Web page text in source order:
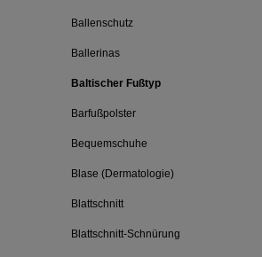
Ballenschutz
Ballerinas
Baltischer Fußtyp
Barfußpolster
Bequemschuhe
Blase (Dermatologie)
Blattschnitt
Blattschnitt-Schnürung